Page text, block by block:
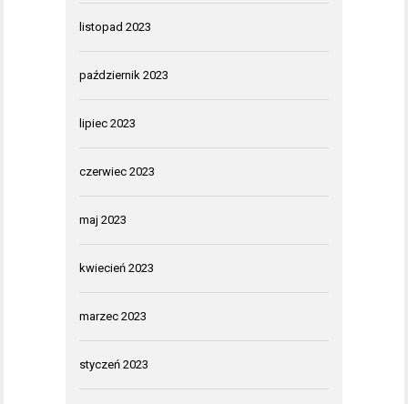
listopad 2023
październik 2023
lipiec 2023
czerwiec 2023
maj 2023
kwiecień 2023
marzec 2023
styczeń 2023